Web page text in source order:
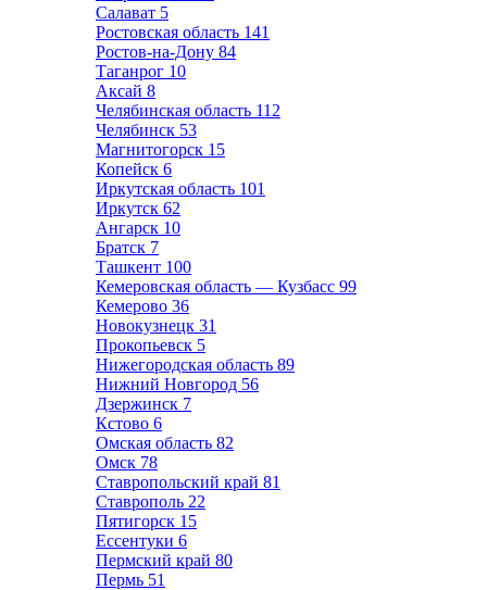
Салават 5
Ростовская область 141
Ростов-на-Дону 84
Таганрог 10
Аксай 8
Челябинская область 112
Челябинск 53
Магнитогорск 15
Копейск 6
Иркутская область 101
Иркутск 62
Ангарск 10
Братск 7
Ташкент 100
Кемеровская область — Кузбасс 99
Кемерово 36
Новокузнецк 31
Прокопьевск 5
Нижегородская область 89
Нижний Новгород 56
Дзержинск 7
Кстово 6
Омская область 82
Омск 78
Ставропольский край 81
Ставрополь 22
Пятигорск 15
Ессентуки 6
Пермский край 80
Пермь 51